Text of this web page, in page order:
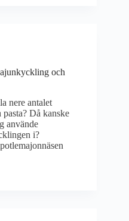
och
nere antalet
Då kanske
använde
i?